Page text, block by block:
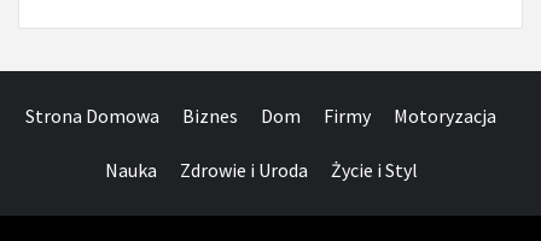
Strona Domowa Biznes Dom Firmy Motoryzacja
Nauka Zdrowie i Uroda Życie i Styl